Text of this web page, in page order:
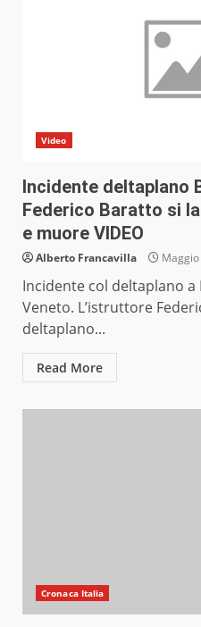
Video
Incidente deltaplano
Federico Baratto si
e muore VIDEO
Alberto Francavilla
Incidente col deltaplano a
Veneto. L’istruttore
deltaplano...
Read More
Cronaca Italia